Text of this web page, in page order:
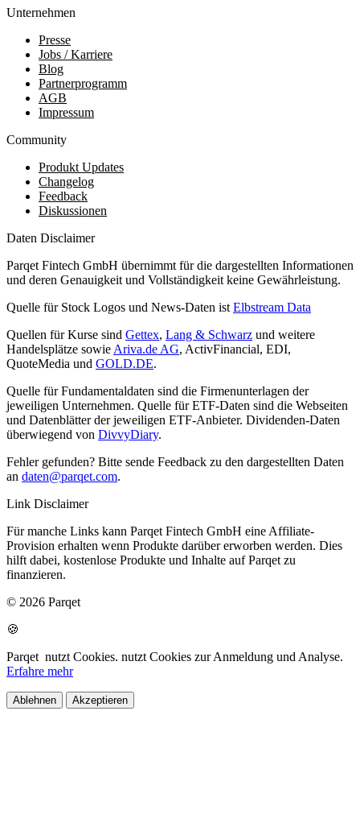
Unternehmen
Presse
Jobs / Karriere
Blog
Partnerprogramm
AGB
Impressum
Community
Produkt Updates
Changelog
Feedback
Diskussionen
Daten Disclaimer
Parqet Fintech GmbH übernimmt für die dargestellten Informationen
und deren Genauigkeit und Vollständigkeit keine Gewährleistung.
Quelle für Stock Logos und News-Daten ist Elbstream Data
Quellen für Kurse sind Gettex, Lang & Schwarz und weitere
Handelsplätze sowie Ariva.de AG, ActivFinancial, EDI,
QuoteMedia und GOLD.DE.
Quelle für Fundamentaldaten sind die Firmenunterlagen der
jeweiligen Unternehmen. Quelle für ETF-Daten sind die Webseiten
und Datenblätter der jeweiligen ETF-Anbieter. Dividenden-Daten
überwiegend von DivvyDiary.
Fehler gefunden? Bitte sende Feedback zu den dargestellten Daten
an daten@parqet.com.
Link Disclaimer
Für manche Links kann Parqet Fintech GmbH eine Affiliate-
Provision erhalten wenn Produkte darüber erworben werden. Dies
hilft dabei, kostenlose Produkte und Inhalte auf Parqet zu
finanzieren.
© 2026 Parqet
🍪
Parqet nutzt Cookies. nutzt Cookies zur Anmeldung und Analyse.
Erfahre mehr
Ablehnen Akzeptieren